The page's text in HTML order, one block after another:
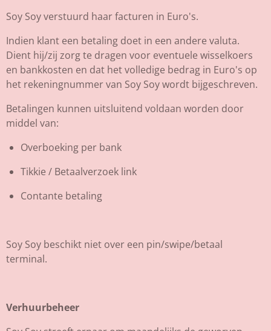
Soy Soy verstuurd haar facturen in Euro's.
Indien klant een betaling doet in een andere valuta.
Dient hij/zij zorg te dragen voor eventuele wisselkoers
en bankkosten en dat het volledige bedrag in Euro's op
het rekeningnummer van Soy Soy wordt bijgeschreven.
Betalingen kunnen uitsluitend voldaan worden door
middel van:
Overboeking per bank
Tikkie / Betaalverzoek link
Contante betaling
Soy Soy beschikt niet over een pin/swipe/betaal
terminal.
Verhuurbeheer